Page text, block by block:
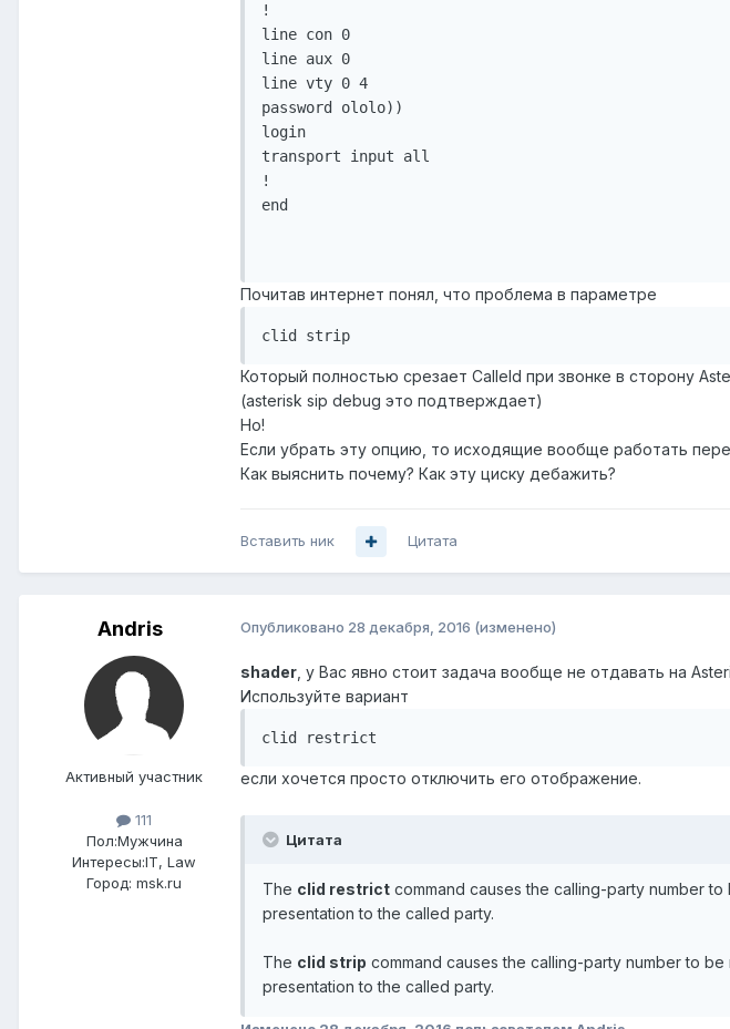
!
line con 0
line aux 0
line vty 0 4
password ololo))
login
transport input all
!
end
Почитав интернет понял, что проблема в параметре
Который полностью срезает CalleId при звонке в сторону
(asterisk sip debug это подтверждает)
Но!
Если убрать эту опцию, то исходящие вообще работать
Как выяснить почему? Как эту циску дебажить?
Вставить ник Цитата
Andris
Активный участник
111
Пол:Мужчина
Интересы:IT, Law
Город: msk.ru
Опубликовано 28 декабря, 2016 (изменено)
shader , у Вас явно стоит задача вообще не отдавать на
Используйте вариант
clid restrict
если хочется просто отключить его отображение.
Цитата
The clid restrict command causes the calling-party number
presentation to the called party.
The clid strip command causes the calling-party number to
presentation to the called party.